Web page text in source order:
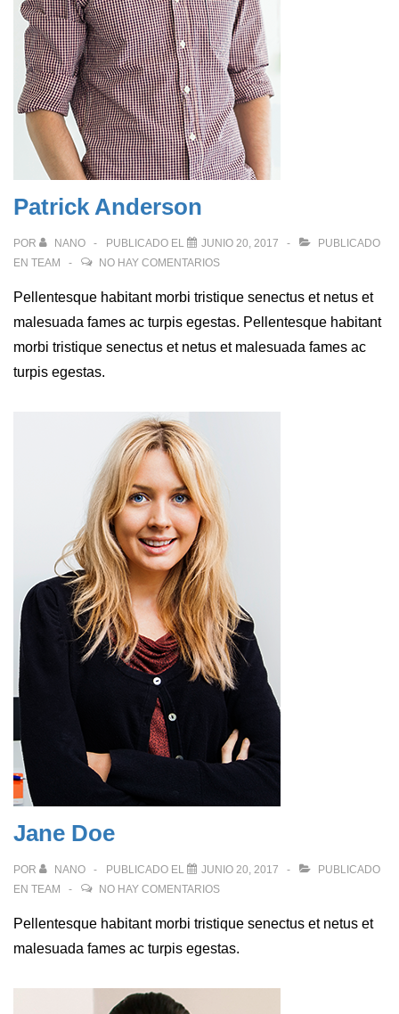
Patrick Anderson
POR NANO PUBLICADO EL JUNIO 20, 2017
PUBLICADO
EN TEAM NO HAY COMENTARIOS
Pellentesque habitant morbi tristique senectus et netus et
malesuada fames ac turpis egestas. Pellentesque habitant
morbi tristique senectus et netus et malesuada fames ac
turpis egestas.
Jane Doe
POR NANO PUBLICADO EL JUNIO 20, 2017
PUBLICADO
EN TEAM NO HAY COMENTARIOS
Pellentesque habitant morbi tristique senectus et netus et
malesuada fames ac turpis egestas.